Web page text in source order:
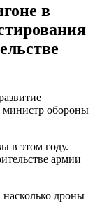
в
министр обороны
в этом году.
армии
дроны